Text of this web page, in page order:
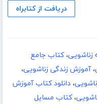
دریافت از کتابراه
زناشویی،کتاب جامع
،آموزش زندگی زناشویی،
، دانلود کتاب آموزش
،کتاب مسایل